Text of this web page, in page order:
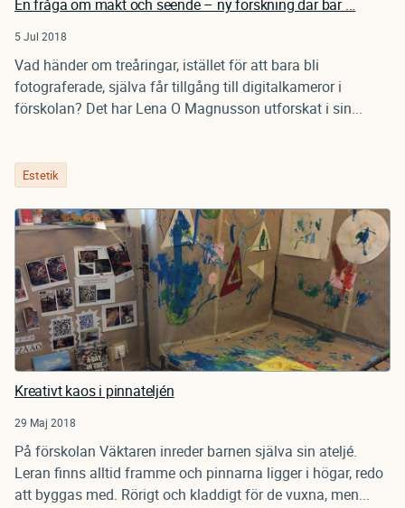
En fråga om makt och seende – ny forskning där bar ...
5 Jul 2018
Vad händer om treåringar, istället för att bara bli
fotograferade, själva får tillgång till digitalkameror i
förskolan? Det har Lena O Magnusson utforskat i sin...
Estetik
Kreativt kaos i pinnateljén
29 Maj 2018
På förskolan Väktaren inreder barnen själva sin ateljé.
Leran finns alltid framme och pinnarna ligger i högar, redo
att byggas med. Rörigt och kladdigt för de vuxna, men...